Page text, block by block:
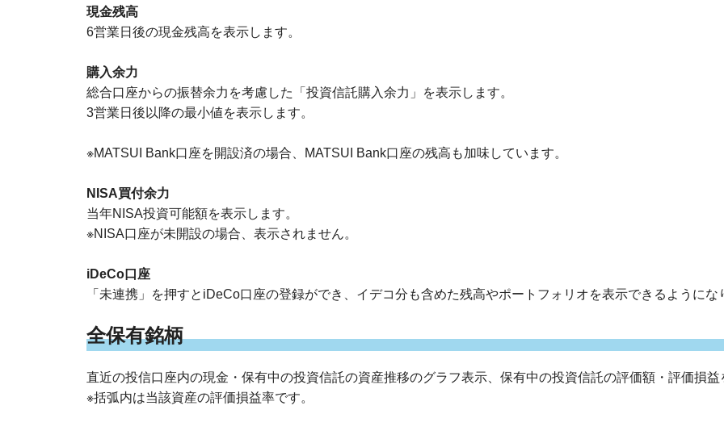
現金残高
6営業日後の現金残高を表示します。
購入余力
総合口座からの振替余力を考慮した「投資信託購入余力」を表示します。
3営業日後以降の最小値を表示します。
※MATSUI Bank口座を開設済の場合、MATSUI Bank口座の残高も加味しています。
NISA買付余力
当年NISA投資可能額を表示します。
※NISA口座が未開設の場合、表示されません。
iDeCo口座
「未連携」を押すとiDeCo口座の登録ができ、イデコ分も含めた残高やポートフォリオを表示できるようにな
全保有銘柄
直近の投信口座内の現金・保有中の投資信託の資産推移のグラフ表示、保有中の投資信託の評価額・評価損
※括弧内は当該資産の評価損益率です。